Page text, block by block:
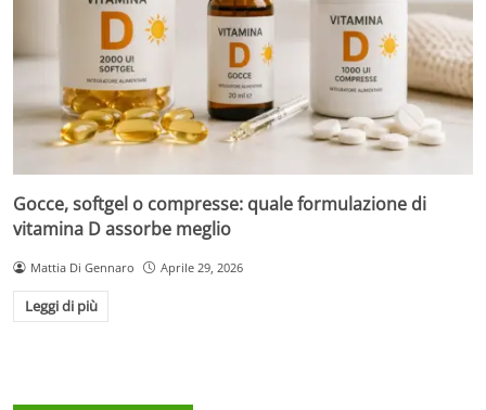
Gocce, softgel o compresse: quale formulazione di
vitamina D assorbe meglio
Mattia Di Gennaro Aprile 29, 2026
Leggi di più